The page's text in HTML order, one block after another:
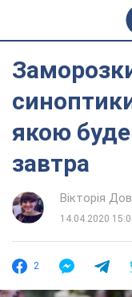
якою буде
завтра
Вікторія
14.04.2020
2